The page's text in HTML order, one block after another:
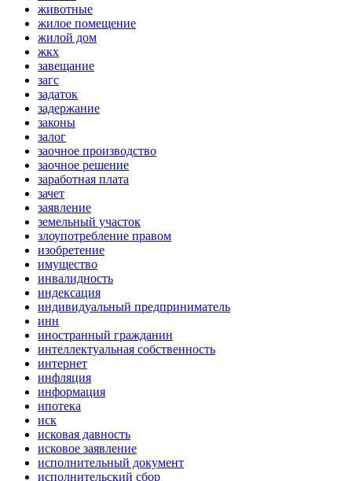
животные
жилое помещение
жилой дом
жкх
завещание
загс
задаток
задержание
законы
залог
заочное производство
заочное решение
заработная плата
зачет
заявление
земельный участок
злоупотребление правом
изобретение
имущество
инвалидность
индексация
индивидуальный предприниматель
инн
иностранный гражданин
интеллектуальная собственность
интернет
инфляция
информация
ипотека
иск
исковая давность
исковое заявление
исполнительный документ
исполнительский сбор